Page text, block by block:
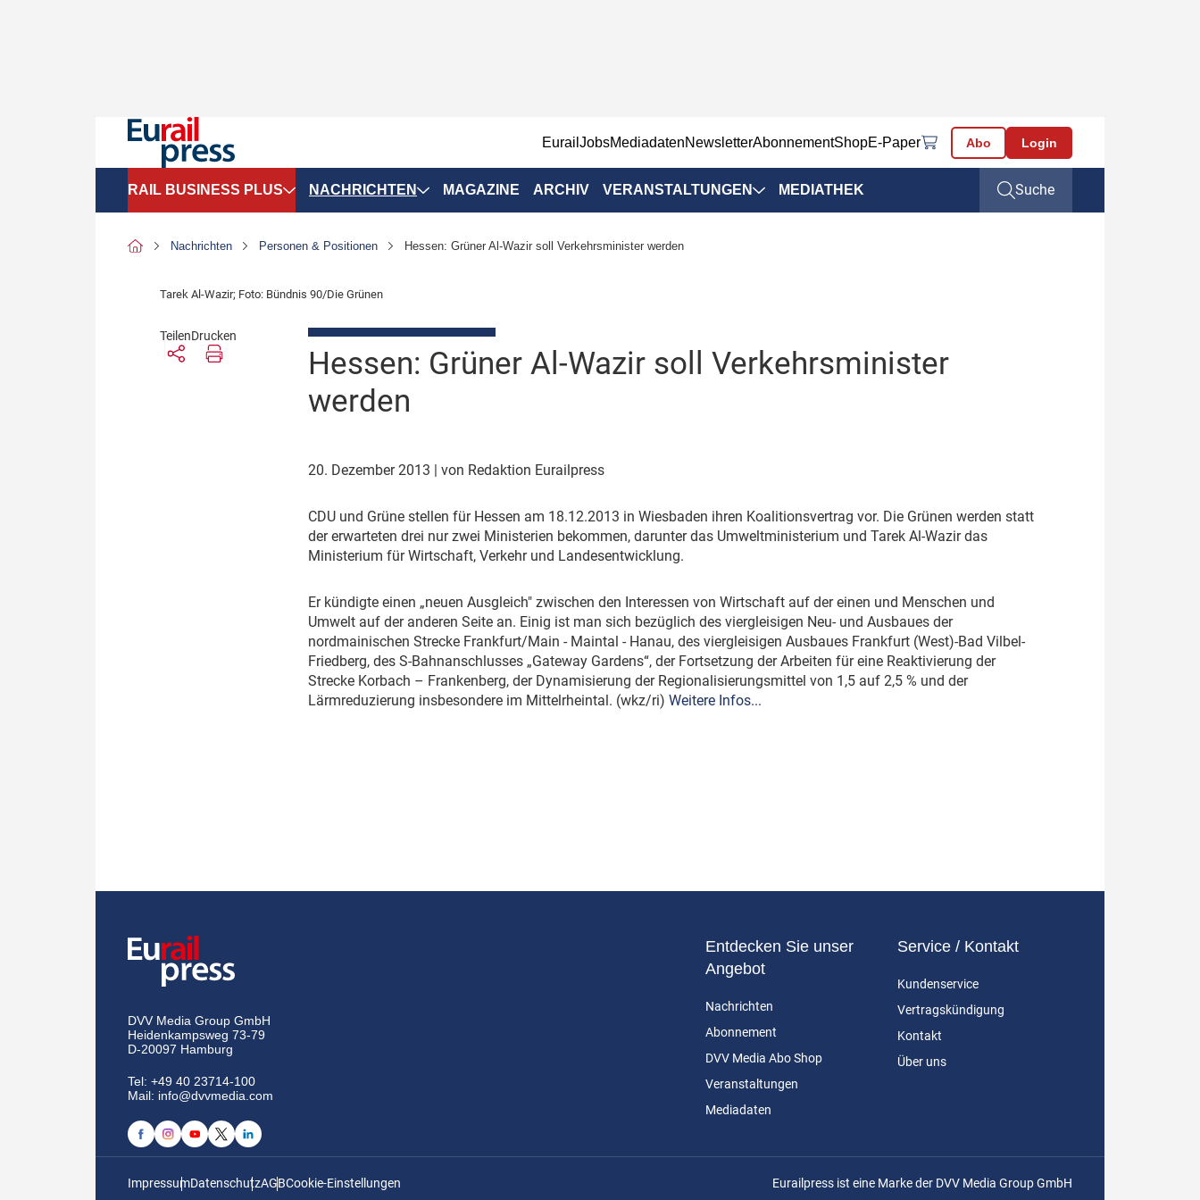
EurailJobsMediadatenNewsletterAbonnementShopE-Paper Abo Login
RAIL BUSINESS PLUS
Bilanzen
Marktplatz: Wer macht was?
Dossier: Generalsanierung
NACHRICHTEN MAGAZINE ARCHIV VERANSTALTUNGEN
Veranstaltungen
Branchentermine
MEDIATHEK Suche
Nachrichten Personen & Positionen Hessen: Grüner Al-Wazir soll Verkehrsminister werden
Hessen: Grüner Al-Wazir soll Verkehrsminister
werden
Tarek Al-Wazir; Foto: Bündnis 90/Die Grünen
20. Dezember 2013 | von Redaktion Eurailpress
CDU und Grüne stellen für Hessen am 18.12.2013 in Wiesbaden ihren Koalitionsvertrag vor. Die Grünen werden statt
der erwarteten drei nur zwei Ministerien bekommen, darunter das Umweltministerium und Tarek Al-Wazir das
Ministerium für Wirtschaft, Verkehr und Landesentwicklung.
Er kündigte einen „neuen Ausgleich" zwischen den Interessen von Wirtschaft auf der einen und Menschen und
Umwelt auf der anderen Seite an. Einig ist man sich bezüglich des viergleisigen Neu- und Ausbaues der
nordmainischen Strecke Frankfurt/Main - Maintal - Hanau, des viergleisigen Ausbaues Frankfurt (West)-Bad Vilbel-
Friedberg, des S-Bahnanschlusses „Gateway Gardens“, der Fortsetzung der Arbeiten für eine Reaktivierung der
Strecke Korbach – Frankenberg, der Dynamisierung der Regionalisierungsmittel von 1,5 auf 2,5 % und der
Lärmreduzierung insbesondere im Mittelrheintal. (wkz/ri) Weitere Infos...
TeilenDrucken
DVV Media Group GmbH
Heidenkampsweg 73-79
D-20097 Hamburg
Tel: +49 40 23714-100
Mail: info@dvvmedia.com
Entdecken Sie unser
Angebot
Nachrichten
Abonnement
DVV Media Abo Shop
Veranstaltungen
Mediadaten
Service / Kontakt
Kundenservice
Vertragskündigung
Kontakt
Über uns
ImpressumDatenschutzAGBCookie-Einstellungen Eurailpress ist eine Marke der DVV Media Group GmbH